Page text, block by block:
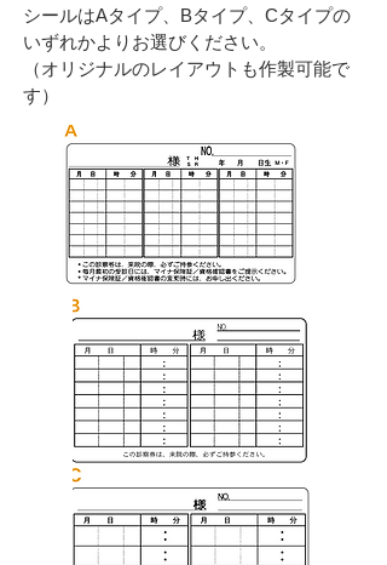
シールはAタイプ、Bタイプ、Cタイプの
いずれかよりお選びください。
（オリジナルのレイアウトも作製可能で
す）